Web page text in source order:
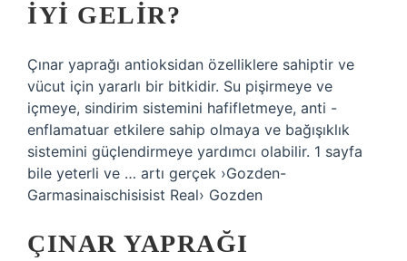
IYI GELIR?
Çınar yaprağı antioksidan özelliklere sahiptir ve
vücut için yararlı bir bitkidir. Su pişirmeye ve
içmeye, sindirim sistemini hafifletmeye, anti -
enflamatuar etkilere sahip olmaya ve bağışıklık
sistemini güçlendirmeye yardımcı olabilir. 1 sayfa
bile yeterli ve … artı gerçek ›Gozden-
Garmasinaischisisist Real› Gozden
ÇINAR YAPRAĞI